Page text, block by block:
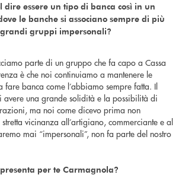
dire essere un tipo di banca così in un
le banche si associano sempre di più
gruppi impersonali?
parte di un gruppo che fa capo a Cassa
è che noi continuiamo a mantenere le
fare banca come l’abbiamo sempre fatta. Il
avere una grande solidità e la possibilità di
ma noi come dicevo prima non
vicinanza all’artigiano, commerciante e al
mai “impersonali”, non fa parte del nostro
per te Carmagnola?